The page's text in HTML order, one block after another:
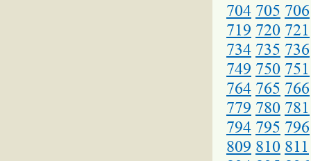
704 705 706
719 720 721
734 735 736
749 750 751
764 765 766
779 780 781
794 795 796
809 810 811